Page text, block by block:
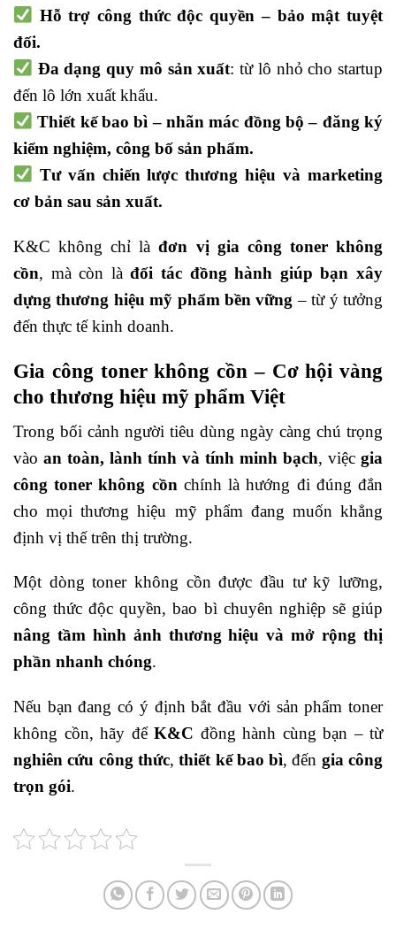
Hỗ trợ công thức độc quyền – bảo mật tuyệt
đối.
Đa dạng quy mô sản xuất: từ lô nhỏ cho startup
đến lô lớn xuất khẩu.
Thiết kế bao bì – nhãn mác đồng bộ – đăng ký
kiểm nghiệm, công bố sản phẩm.
Tư vấn chiến lược thương hiệu và marketing
cơ bản sau sản xuất.
K&C không chỉ làđơn vị gia công toner không
cồn, mà còn làđối tác đồng hành giúp bạn xây
dựng thương hiệu mỹ phẩm bền vững – từ ý tưởng
đến thực tế kinh doanh.
Gia công toner không cồn – Cơ hội vàng
cho thương hiệu mỹ phẩm Việt
Trong bối cảnh người tiêu dùng ngày càng chú trọng
vào an toàn, lành tính và tính minh bạch, việc gia
công toner không cồn chính là hướng đi đúng đắn
cho mọi thương hiệu mỹ phẩm đang muốn khẳng
định vị thế trên thị trường.
Một dòng toner không cồn được đầu tư kỹ lưỡng,
công thức độc quyền, bao bì chuyên nghiệp sẽ giúp
nâng tầm hình ảnh thương hiệu và mở rộng thị
phần nhanh chóng.
Nếu bạn đang có ý định bắt đầu với sản phẩm toner
không cồn, hãy để K&C đồng hành cùng bạn – từ
nghiên cứu công thức,thiết kế bao bì, đến gia công
trọn gói.